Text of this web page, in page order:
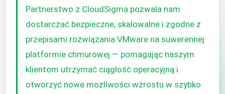
Partnerstwo z CloudSigma pozwala nam
dostarczać bezpieczne, skalowalne i zgodne z
przepisami rozwiązania VMware na suwerennej
platformie chmurowej — pomagając naszym
klientom utrzymać ciągłość operacyjną i
otworzyć nowe możliwości wzrostu w szybko